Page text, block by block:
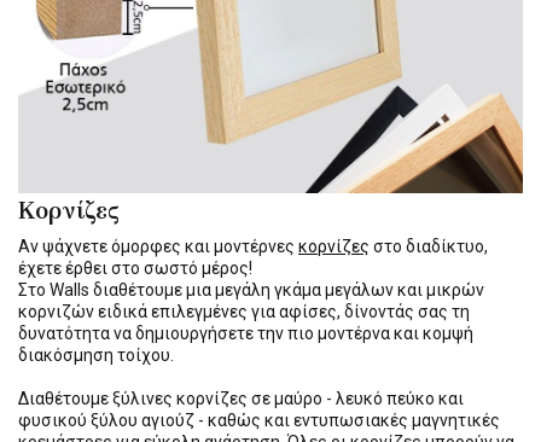
Κορνίζες
Αν ψάχνετε όμορφες και μοντέρνες κορνίζες στο διαδίκτυο,
έχετε έρθει στο σωστό μέρος!
Στο Walls διαθέτουμε μια μεγάλη γκάμα μεγάλων και μικρών
κορνιζών ειδικά επιλεγμένες για αφίσες, δίνοντάς σας τη
δυνατότητα να δημιουργήσετε την πιο μοντέρνα και κομψή
διακόσμηση τοίχου.
Διαθέτουμε ξύλινες κορνίζες σε μαύρο - λευκό πεύκο και
φυσικού ξύλου αγιούζ - καθώς και εντυπωσιακές μαγνητικές